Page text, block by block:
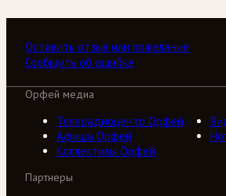
Оставить отзыв или пожелание
Сообщить об ошибке
Орфей медиа
Телерадиоцентр Орфей
Афиша Орфей
Коллективы Орфей
Партнеры